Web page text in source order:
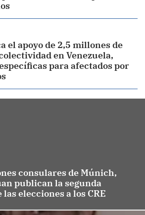
el apoyo de 2,5 millones de
en Venezuela,
para afectados por
consulares de Múnich,
publican la segunda
elecciones a los CRE